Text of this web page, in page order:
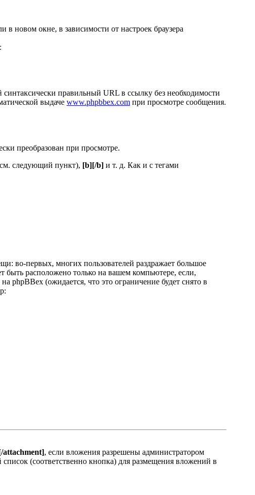
в новом окне, в зависимости от настроек браузера
синтаксически правильный URL в ссылку без необходимости
выдаче www.phpbbex.com при просмотре сообщения.
преобразован при просмотре.
следующий пункт), [b][/b] и т. д. Как и с тегами
во-первых, многих пользователей раздражает большое
расположено только на вашем компьютере, если,
phpBBex (ожидается, что это ограничение будет снято в
attachment], если вложения разрешены администратором
(соответственно кнопка) для размещения вложений в